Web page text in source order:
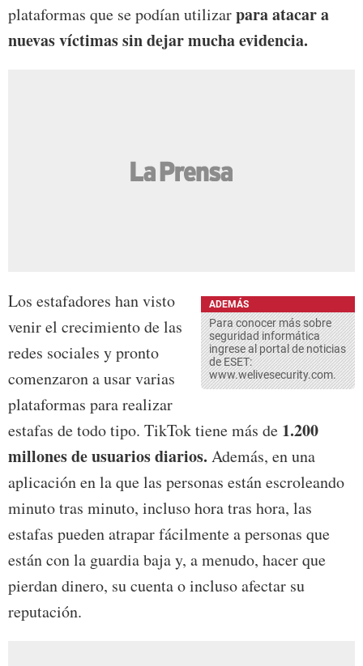
plataformas que se podían utilizarpara atacar a
nuevas víctimas sin dejar mucha evidencia.
ADEMÁS
Para conocer más sobre
seguridad informática
ingrese al portal de noticias
de ESET:
www.welivesecurity.com.
Los estafadores han visto
venir el crecimiento de las
redes sociales y pronto
comenzaron a usar varias
plataformas para realizar
estafas de todo tipo. TikTok tiene más de 1.200
millones de usuarios diarios. Además, en una
aplicación en la que las personas están escroleando
minuto tras minuto, incluso hora tras hora, las
estafas pueden atrapar fácilmente a personas que
están con la guardia baja y, a menudo, hacer que
pierdan dinero, su cuenta o incluso afectar su
reputación.